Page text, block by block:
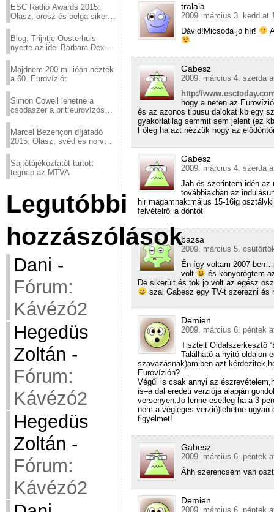
ESC Radio Awards 2015:
Olasz, orosz és belga siker,
Blog: Trijntje Oosterhuis
nyerte az idei Barbara Dex
Majdnem 200 millióan nézték
a 60. Eurovíziót
Simon Cowell lehetne a
csodaszer a brit eurovízós
Marcel Bezençon díjátadó
2015: Olasz, svéd és norvég
Sajtótájékoztatót tartott
tegnap az MTVA
Legutóbbi
hozzászólások
Dani -
Fórum:
Kávézó2
Hegedüs
Zoltán -
Fórum:
Kávézó2
Hegedüs
Zoltán -
Fórum:
Kávézó2
tralala
2009. március 3. kedd at
Dávid!Micsoda jó hír!
Gabesz
2009. március 4. szerda
http://
hogy a neten az
és az azonos tipusu dalokat kb egy
gyakorlatilag semmit sem jelent (ez
Főleg ha azt nézzük hogy az
Gabesz
2009. március 4. szerda
Jah és szerintem idén az
továbbiakban az
hir magamnak:május 15-16ig
felvételről a döntőt
bazsa
2009. március 5.
Én így voltam 2007-
volt
és könyörögtem
De sikerült és tök jo volt az egész
szal Gabesz egy TV-t szerezni
Demien
2009. március 6. péntek
Tisztelt Oldalszerkesztő
Található a nyitó oldalon
szavazásnak)amiben azt
Eurovízión?….
Végűl is csak annyi az
is–a dal eredeti verziója alapján
versenyen.Jó lenne esetleg ha a 3
nem a végleges verzió)lehetne
figyelmet!
Gabesz
2009. március 6. péntek
Áhh szerencsém van
Demien
2009. március 6. péntek